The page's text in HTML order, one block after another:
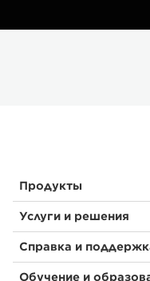
Продукты
Услуги и решения
Справка и
Обучение и